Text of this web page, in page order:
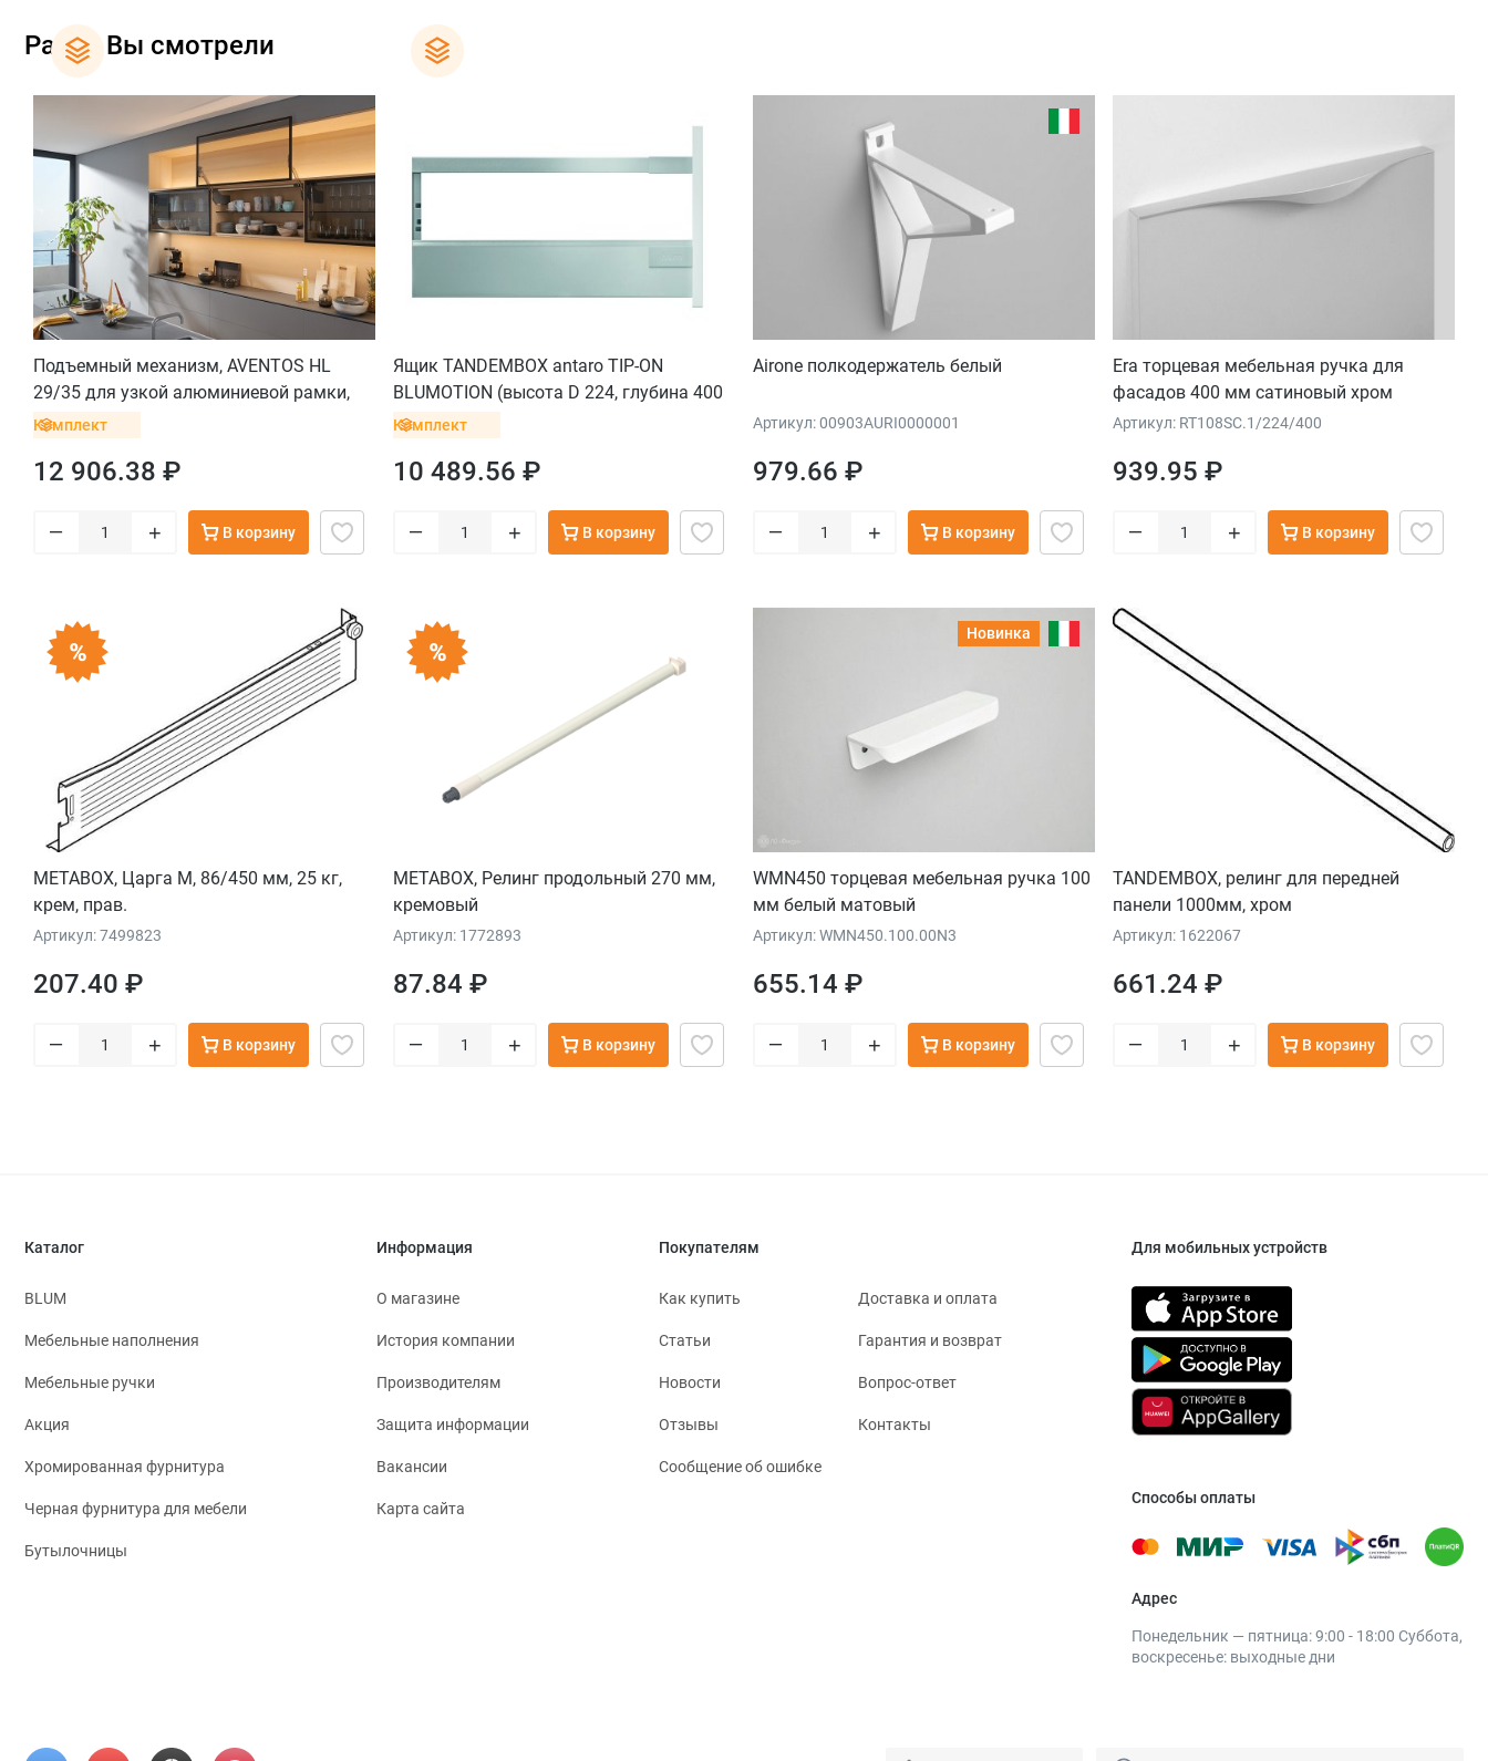
Ранее Вы смотрели
Подъемный механизм, AVENTOS HL
29/35 для узкой алюминиевой рамки,
бел.
Комплект
12 906.38 ₽
– + В корзину
Ящик TANDEMBOX antaro TIP-ON
BLUMOTION (высота D 224, глубина 400
мм, 10-30 кг), под саморезы, серый
Комплект
10 489.56 ₽
– + В корзину
Airone полкодержатель белый
Артикул: 00903AURI0000001
979.66 ₽
– + В корзину
Era торцевая мебельная ручка для
фасадов 400 мм сатиновый хром
Артикул: RT108SC.1/224/400
939.95 ₽
– + В корзину
METABOX, Царга М, 86/450 мм, 25 кг,
крем, прав.
Артикул: 7499823
207.40 ₽
– + В корзину
METABOX, Релинг продольный 270 мм,
кремовый
Артикул: 1772893
87.84 ₽
– + В корзину
Новинка
WMN450 торцевая мебельная ручка 100
мм белый матовый
Артикул: WMN450.100.00N3
655.14 ₽
– + В корзину
TANDEMBOX, релинг для передней
панели 1000мм, хром
Артикул: 1622067
661.24 ₽
– + В корзину
Каталог
BLUM
Мебельные наполнения
Мебельные ручки
Акция
Хромированная фурнитура
Черная фурнитура для мебели
Бутылочницы
Информация
О магазине
История компании
Производителям
Защита информации
Вакансии
Карта сайта
Покупателям
Как купить Доставка и оплата
Статьи Гарантия и возврат
Новости Вопрос-ответ
Отзывы Контакты
Сообщение об ошибке
Для мобильных устройств
Способы оплаты
Адрес
Понедельник — пятница: 9:00 - 18:00 Суббота,
воскресенье: выходные дни